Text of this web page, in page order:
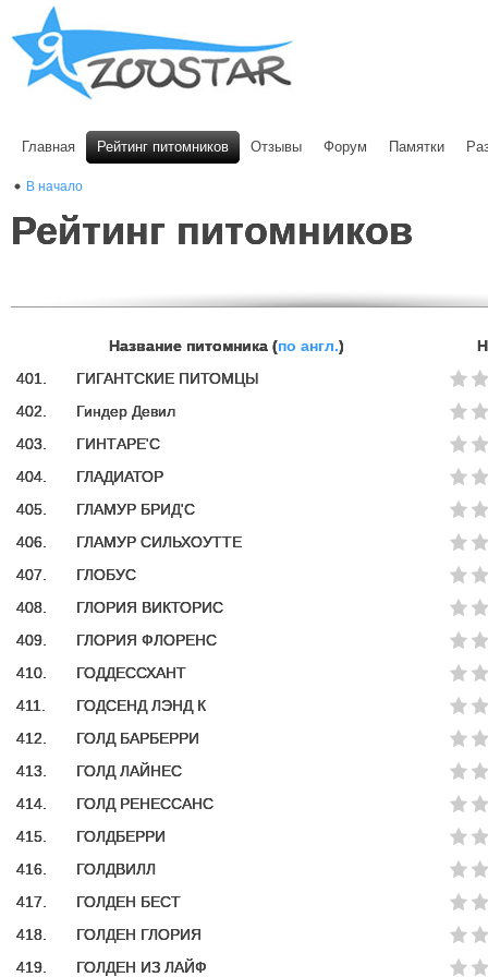
Главная Рейтинг питомников Отзывы Форум Памятки
В начало
Рейтинг питомников
Название питомника (по англ.)
401.
ГИГАНТСКИЕ ПИТОМЦЫ
402.
Гиндер Девил
403.
ГИНТАРЕ'С
404.
ГЛАДИАТОР
405.
ГЛАМУР БРИД'С
406.
ГЛАМУР СИЛЬХОУТТЕ
407.
ГЛОБУС
408.
ГЛОРИЯ ВИКТОРИС
409.
ГЛОРИЯ ФЛОРЕНС
410.
ГОДДЕССХАНТ
411.
ГОДСЕНД ЛЭНД К
412.
ГОЛД БАРБЕРРИ
413.
ГОЛД ЛАЙНЕС
414.
ГОЛД РЕНЕССАНС
415.
ГОЛДБЕРРИ
416.
ГОЛДВИЛЛ
417.
ГОЛДЕН БЕСТ
418.
ГОЛДЕН ГЛОРИЯ
419.
ГОЛДЕН ИЗ ЛАЙФ